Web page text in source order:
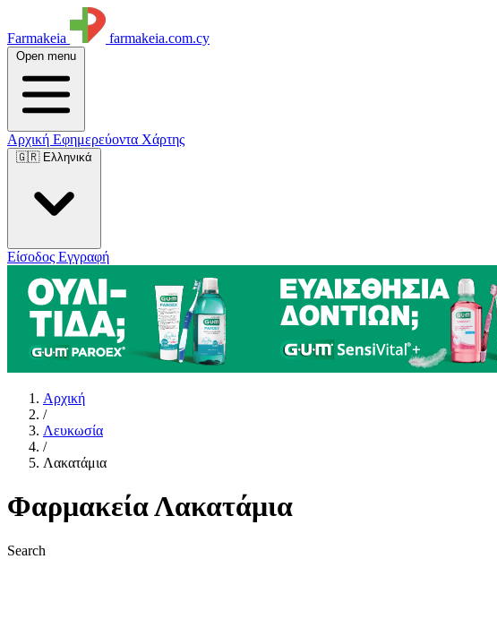
Farmakeia farmakeia.com.cy
Open menu
Αρχική Εφημερεύοντα Χάρτης
🇬🇷 Ελληνικά
Είσοδος Εγγραφή
Αρχική
/
Λευκωσία
/
Λακατάμια
Φαρμακεία Λακατάμια
Search